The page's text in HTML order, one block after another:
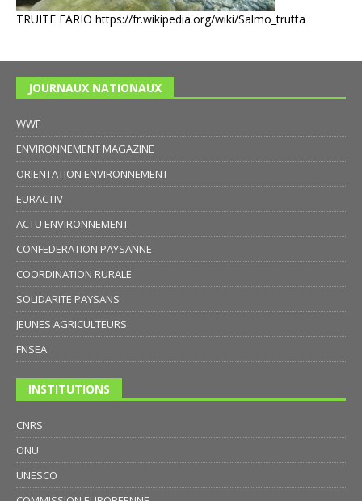
TRUITE FARIO https://fr.wikipedia.org/wiki/Salmo_trutta
JOURNAUX NATIONAUX
WWF
ENVIRONNEMENT MAGAZINE
ORIENTATION ENVIRONNEMENT
EURACTIV
ACTU ENVIRONNEMENT
CONFEDERATION PAYSANNE
COORDINATION RURALE
SOLIDARITE PAYSANS
JEUNES AGRICULTEURS
FNSEA
INSTITUTIONS
CNRS
ONU
UNESCO